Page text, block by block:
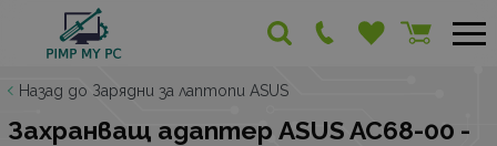
Назад до Зарядни за лаптопи ASUS
Захранващ адаптер ASUS AC68-00 -